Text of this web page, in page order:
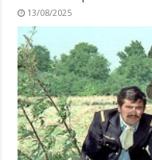
13/08/2025